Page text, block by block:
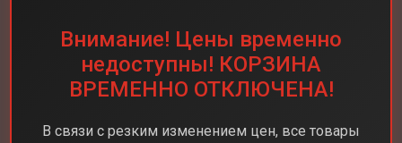
Внимание! Цены временно
недоступны! КОРЗИНА
ВРЕМЕННО ОТКЛЮЧЕНА!
В связи с резким изменением цен, все товары